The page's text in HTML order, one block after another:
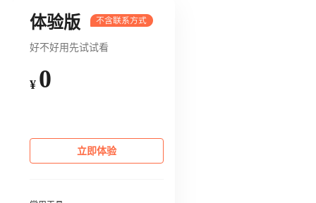
体验版
好不好用先试试看
¥ 0
立即体验